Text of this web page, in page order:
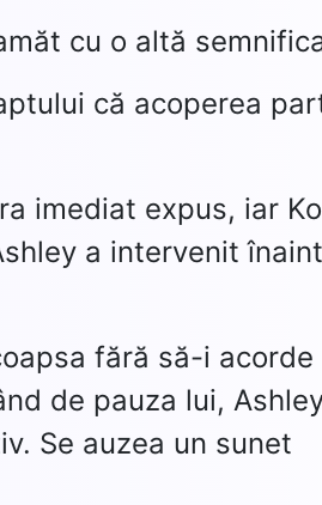
cu o altă
că acoperea
imediat expus, iar
a intervenit
fără să-i acorde
de pauza lui,
Se auzea un sunet